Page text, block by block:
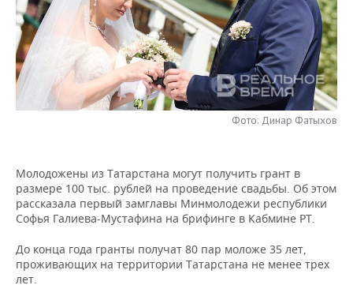
НЕФТЕХИМИЯ
НЕФТЬ
ОПК
ЭНЕРГЕТИКА
РОЗНИЧНАЯ ТОРГОВЛЯ
ТРАНСПОРТ
УСЛУГИ
НОВОСТИ ТЕХНОЛОГИЙ
IT
МЕДИА
МЕРОПРИЯТИЯ
НОВОСТИ МЕРОПРИЯТИЙ
ВЫЕЗДНАЯ РЕДАКЦИЯ
ONLINE-КОНФЕРЕНЦИИ
ОТКРЫТАЯ ЛЕКЦИЯ
СПОРТ
НОВОСТИ СПОРТА
ХОККЕЙ
БАСКЕТБОЛ
ВОЛЕЙБОЛ
КИБЕРСПОРТ
ОБЩЕСТВО
ВЛАСТЬ
ИНФРАСТРУКТУРА
ИСТОРИЯ
КУЛЬТУРА
СЮЖЕТЫ
СПРАВОЧНИК
СПИСОК ПЕРСОН
СПИСОК КОМПАНИЙ
ПОЛНАЯ ВЕРСИЯ
Фото: Динар Фатыхов
Молодожены из Татарстана могут получить грант в
размере 100 тыс. рублей на проведение свадьбы. Об этом
рассказала первый замглавы Минмолодежи республики
Софья Галиева-Мустафина на брифинге в Кабмине РТ.
До конца года гранты получат 80 пар моложе 35 лет,
проживающих на территории Татарстана не менее трех
лет.